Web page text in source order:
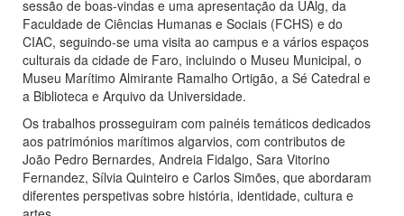
sessão de boas-vindas e uma apresentação da UAlg, da
Faculdade de Ciências Humanas e Sociais (FCHS) e do
CIAC, seguindo-se uma visita ao campus e a vários espaços
culturais da cidade de Faro, incluindo o Museu Municipal, o
Museu Marítimo Almirante Ramalho Ortigão, a Sé Catedral e
a Biblioteca e Arquivo da Universidade.
Os trabalhos prosseguiram com painéis temáticos dedicados
aos patrimónios marítimos algarvios, com contributos de
João Pedro Bernardes, Andreia Fidalgo, Sara Vitorino
Fernandez, Sílvia Quinteiro e Carlos Simões, que abordaram
diferentes perspetivas sobre história, identidade, cultura e